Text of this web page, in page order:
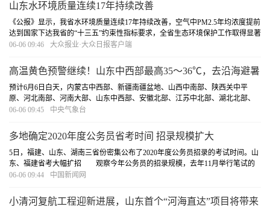
山东水环境质量连续17年持续改善
《公报》显示，我省水环境质量连续17年持续改善，空气中PM2.5年均浓度提前
达到国家下达我省的“十三五”约束性指标要求，全省生态环境保护工作取得显著
成效。能耗方面，2019年全省万元GDP能耗比上年下降3.27%，规模以上工业万
06-06 09:46 大众报业·大众日报客户端
高温黄色预警继续！山东中西部最高35～36℃，去沿海避暑
吧！
预计6月6日白天，内蒙古中西部、新疆南疆盆地、山西中南部、陕西关中平
原、河北南部、河南大部、山东中西部、安徽北部、江苏中北部、湖北北部、
海南岛中北部等地最高气温35～36℃，其中，新疆南疆盆地、山东西部、河南
06-06 09:45 中央气象台
多地确定2020年度公务员省考时间 招录规模扩大
5日，福建、山东、湖南三省份密集公布了2020年度公务员招录的考试时间。山
东、福建省考大幅扩招 观察今年公务员的招录规模，去年11月举行笔试的
2020年度国考，计划招录2.4万人，相比于上年度1.45万余人的招录计划，有较
06-06 09:44 中国新闻网
小清河复航工程迎新进展，山东首个“河海直达”项目将带来